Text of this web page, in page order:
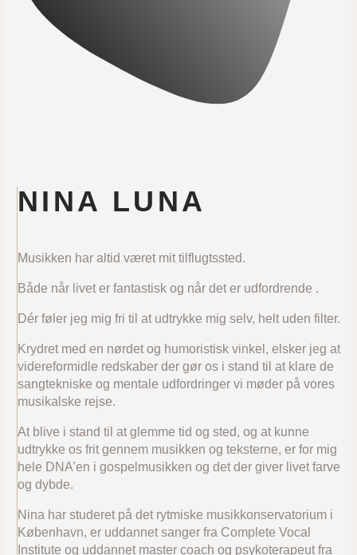
NINA LUNA
Musikken har altid været mit tilflugtssted.
Både når livet er fantastisk og når det er udfordrende .
Dér føler jeg mig fri til at udtrykke mig selv, helt uden filter.
Krydret med en nørdet og humoristisk vinkel, elsker jeg at
videreformidle redskaber der gør os i stand til at klare de
sangtekniske og mentale udfordringer vi møder på vores
musikalske rejse.
At blive i stand til at glemme tid og sted, og at kunne
udtrykke os frit gennem musikken og teksterne, er for mig
hele DNA’en i gospelmusikken og det der giver livet farve
og dybde.
Nina har studeret på det rytmiske musikkonservatorium i
København, er uddannet sanger fra Complete Vocal
Institute og uddannet master coach og psykoterapeut fra